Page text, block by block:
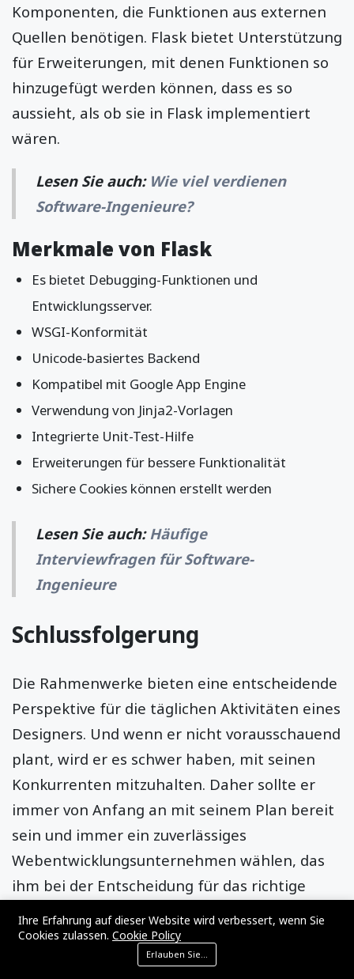
Komponenten, die Funktionen aus externen
Quellen benötigen. Flask bietet Unterstützung
für Erweiterungen, mit denen Funktionen so
hinzugefügt werden können, dass es so
aussieht, als ob sie in Flask implementiert
wären.
Lesen Sie auch: Wie viel verdienen
Software-Ingenieure?
Merkmale von Flask
Es bietet Debugging-Funktionen und
Entwicklungsserver.
WSGI-Konformität
Unicode-basiertes Backend
Kompatibel mit Google App Engine
Verwendung von Jinja2-Vorlagen
Integrierte Unit-Test-Hilfe
Erweiterungen für bessere Funktionalität
Sichere Cookies können erstellt werden
Lesen Sie auch: Häufige
Interviewfragen für Software-
Ingenieure
Schlussfolgerung
Die Rahmenwerke bieten eine entscheidende
Perspektive für die täglichen Aktivitäten eines
Designers. Und wenn er nicht vorausschauend
plant, wird er es schwer haben, mit seinen
Konkurrenten mitzuhalten. Daher sollte er
immer von Anfang an mit seinem Plan bereit
sein und immer ein zuverlässiges
Webentwicklungsunternehmen wählen, das
ihm bei der Entscheidung für das richtige
Besonderheiten und Elemente Ihres
einzigartigen Projekts werden in der Regel
Ihre Erfahrung auf dieser Website wird verbessert, wenn Sie
Cookies zulassen. Cookie Policy
Erlauben Sie Cookies